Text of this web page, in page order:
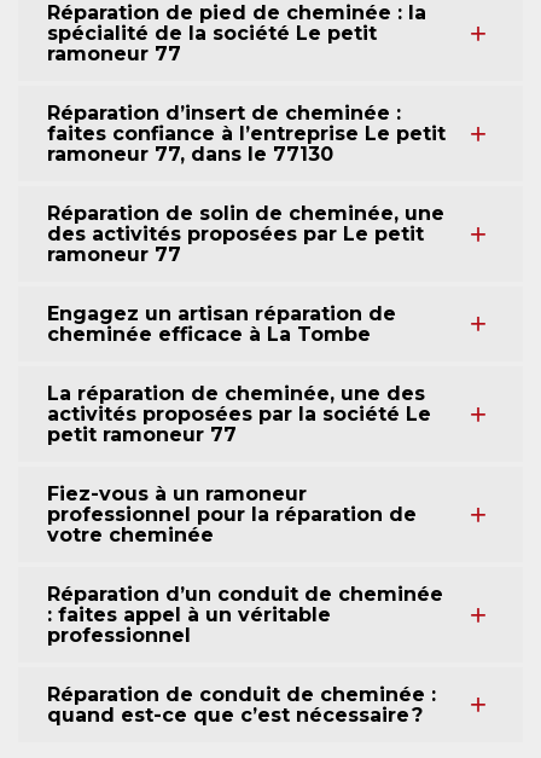
Réparation de pied de cheminée : la
spécialité de la société Le petit
ramoneur 77
Réparation d’insert de cheminée :
faites confiance à l’entreprise Le petit
ramoneur 77, dans le 77130
Réparation de solin de cheminée, une
des activités proposées par Le petit
ramoneur 77
Engagez un artisan réparation de
cheminée efficace à La Tombe
La réparation de cheminée, une des
activités proposées par la société Le
petit ramoneur 77
Fiez-vous à un ramoneur
professionnel pour la réparation de
votre cheminée
Réparation d’un conduit de cheminée
: faites appel à un véritable
professionnel
Réparation de conduit de cheminée :
quand est-ce que c’est nécessaire ?